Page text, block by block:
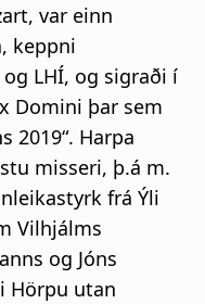
var einn
keppni
LHÍ, og sigraði í
Domini þar sem
2019“. Harpa
misseri, þ.á m.
frá Ýli
Vilhjálms
og Jóns
Hörpu utan